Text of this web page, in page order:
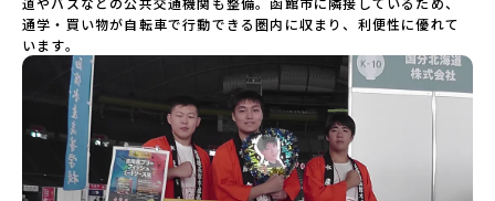
通学・買い物が自転車で行動できる圏内に収まり、利便性に優れて
います。